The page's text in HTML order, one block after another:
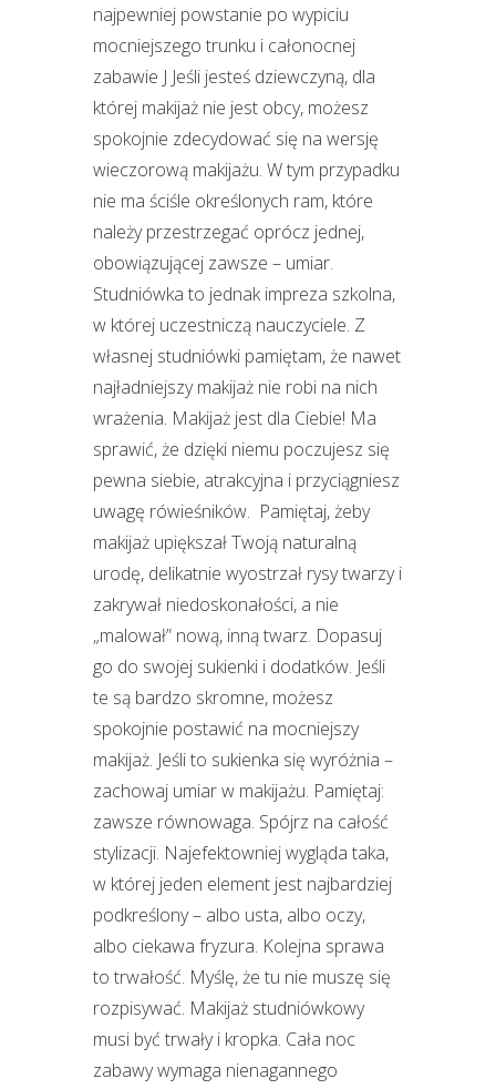
najpewniej powstanie po wypiciu
mocniejszego trunku i całonocnej
zabawie J Jeśli jesteś dziewczyną, dla
której makijaż nie jest obcy, możesz
spokojnie zdecydować się na wersję
wieczorową makijażu. W tym przypadku
nie ma ściśle określonych ram, które
należy przestrzegać oprócz jednej,
obowiązującej zawsze – umiar.
Studniówka to jednak impreza szkolna,
w której uczestniczą nauczyciele. Z
własnej studniówki pamiętam, że nawet
najładniejszy makijaż nie robi na nich
wrażenia. Makijaż jest dla Ciebie! Ma
sprawić, że dzięki niemu poczujesz się
pewna siebie, atrakcyjna i przyciągniesz
uwagę rówieśników. Pamiętaj, żeby
makijaż upiększał Twoją naturalną
urodę, delikatnie wyostrzał rysy twarzy i
zakrywał niedoskonałości, a nie
„malował” nową, inną twarz. Dopasuj
go do swojej sukienki i dodatków. Jeśli
te są bardzo skromne, możesz
spokojnie postawić na mocniejszy
makijaż. Jeśli to sukienka się wyróżnia –
zachowaj umiar w makijażu. Pamiętaj:
zawsze równowaga. Spójrz na całość
stylizacji. Najefektowniej wygląda taka,
w której jeden element jest najbardziej
podkreślony – albo usta, albo oczy,
albo ciekawa fryzura. Kolejna sprawa
to trwałość. Myślę, że tu nie muszę się
rozpisywać. Makijaż studniówkowy
musi być trwały i kropka. Cała noc
zabawy wymaga nienagannego